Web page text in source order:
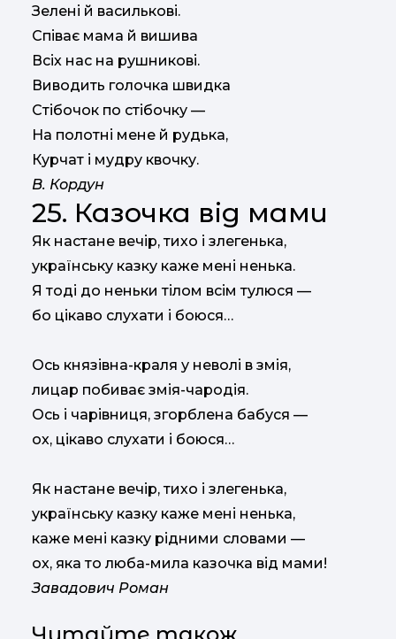
Зелені й василькові.
Співає мама й вишива
Всіх нас на рушникові.
Виводить голочка швидка
Стібочок по стібочку —
На полотні мене й рудька,
Курчат і мудру квочку.
В. Кордун
25. Казочка від мами
Як настане вечір, тихо і злегенька,
українську казку каже мені ненька.
Я тоді до неньки тілом всім тулюся —
бо цікаво слухати і боюся…
Ось князівна-краля у неволі в змія,
лицар побиває змія-чародія.
Ось і чарівниця, згорблена бабуся —
ох, цікаво слухати і боюся…
Як настане вечір, тихо і злегенька,
українську казку каже мені ненька,
каже мені казку рідними словами —
ох, яка то люба-мила казочка від мами!
Завадович Роман